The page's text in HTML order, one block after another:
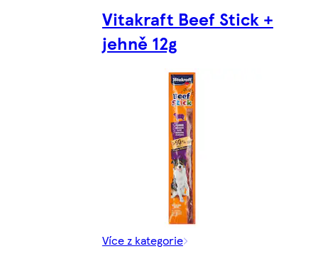
Vitakraft Beef Stick +
jehně 12g
Více z kategorie